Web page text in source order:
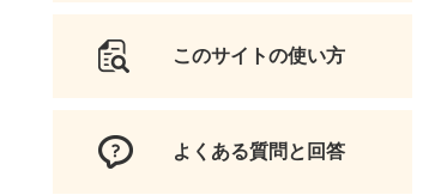
このサイトの使い方
よくある質問と回答